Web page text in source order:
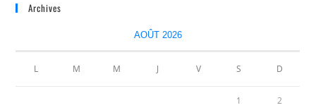
Archives
AOÛT 2026
L M M J V S D
1 2